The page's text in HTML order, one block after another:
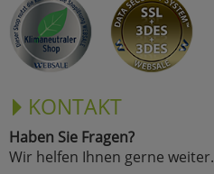
KONTAKT
Haben Sie Fragen?
Wir helfen Ihnen gerne weiter.